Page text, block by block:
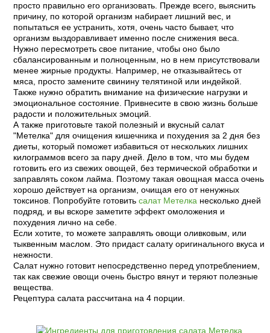
просто правильно его организовать. Прежде всего, выяснить
причину, по которой организм набирает лишний вес, и
попытаться ее устранить, хотя, очень часто бывает, что
организм выздоравливает именно после снижения веса.
Нужно пересмотреть свое питание, чтобы оно было
сбалансированным и полноценным, но в нем присутствовали
менее жирные продукты. Например, не отказывайтесь от
мяса, просто замените свинину телятиной или индейкой.
Также нужно обратить внимание на физические нагрузки и
эмоциональное состояние. Привнесите в свою жизнь больше
радости и положительных эмоций.
А также приготовьте такой полезный и вкусный салат
"Метелка" для очищения кишечника и похудения за 2 дня без
диеты, который поможет избавиться от нескольких лишних
килограммов всего за пару дней. Дело в том, что мы будем
готовить его из свежих овощей, без термической обработки и
заправлять соком лайма. Поэтому такая овощная масса очень
хорошо действует на организм, очищая его от ненужных
токсинов. Попробуйте готовить салат Метелка несколько дней
подряд, и вы вскоре заметите эффект омоложения и
похудения лично на себе.
Если хотите, то можете заправлять овощи оливковым, или
тыквенным маслом. Это придаст салату оригинального вкуса и
нежности.
Салат нужно готовит непосредственно перед употреблением,
так как свежие овощи очень быстро вянут и теряют полезные
вещества.
Рецептура салата рассчитана на 4 порции.